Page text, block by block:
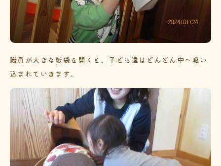
職員が大きな紙袋を開くと、子ども達はどんどん中へ吸い
込まれていきます。